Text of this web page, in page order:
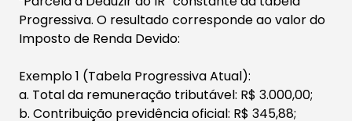
Progressiva. O resultado corresponde ao valor do
Imposto de Renda Devido:
Exemplo 1 (Tabela Progressiva Atual):
a. Total da remuneração tributável: R$ 3.000,00;
b. Contribuição previdência oficial: R$ 345,88;